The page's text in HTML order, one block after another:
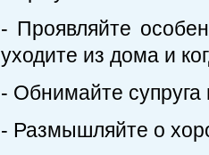
- Проявляйте
уходите из дома и
- Обнимайте
- Размышляйте о